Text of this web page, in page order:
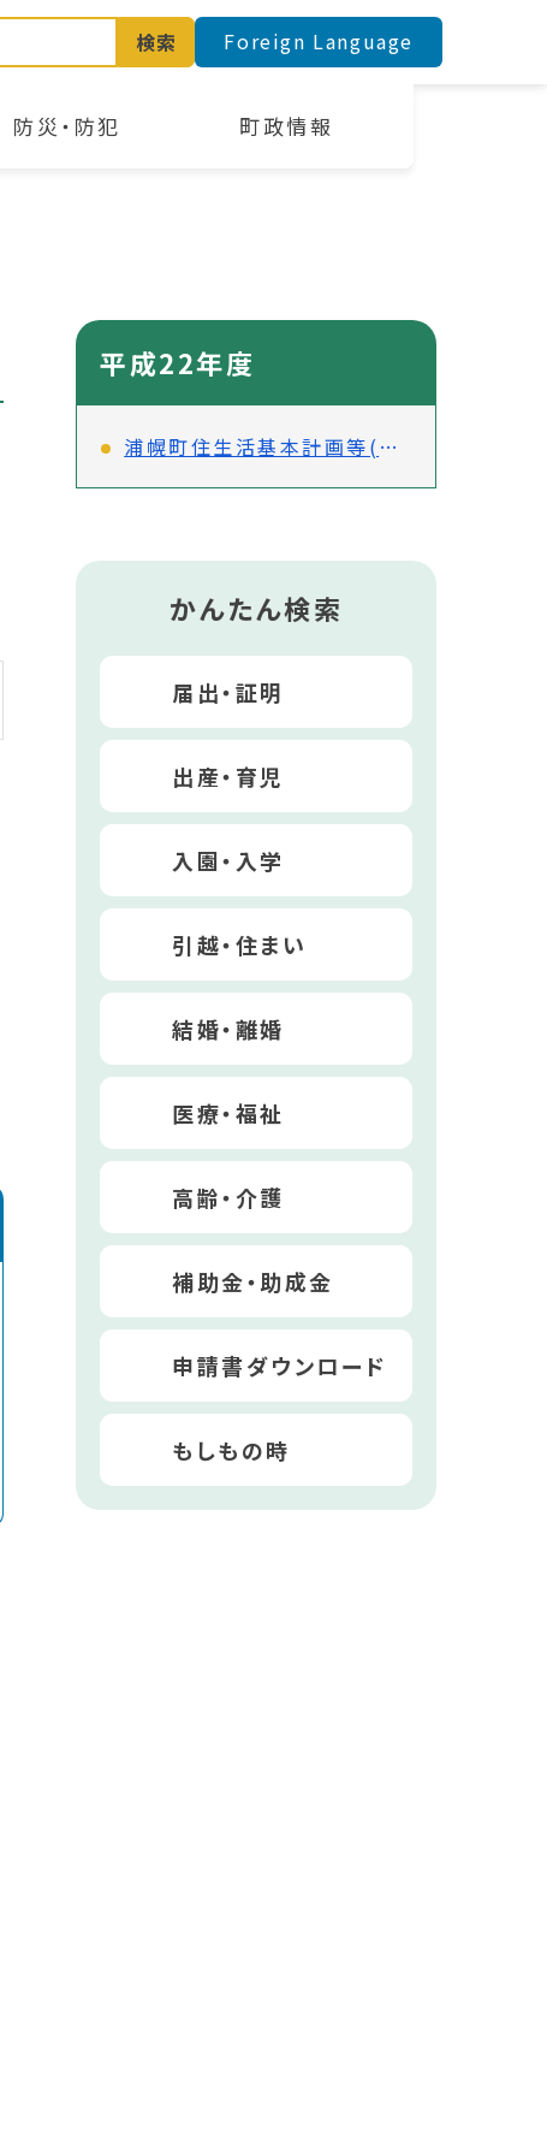
防災・防犯 町政情報
検索 Foreign Language
平成22年度
浦幌町住生活基本計画等(案)
かんたん検索
届出・証明
出産・育児
入園・入学
引越・住まい
結婚・離婚
医療・福祉
高齢・介護
補助金・助成金
申請書ダウンロード
もしもの時